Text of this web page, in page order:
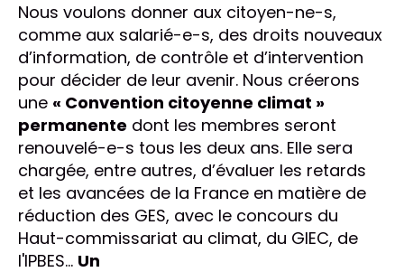
Nous voulons donner aux citoyen-ne-s,
comme aux salarié-e-s, des droits nouveaux
d’information, de contrôle et d’intervention
pour décider de leur avenir. Nous créerons
une « Convention citoyenne climat »
permanente dont les membres seront
renouvelé-e-s tous les deux ans. Elle sera
chargée, entre autres, d’évaluer les retards
et les avancées de la France en matière de
réduction des GES, avec le concours du
Haut-commissariat au climat, du GIEC, de
l'IPBES... Un